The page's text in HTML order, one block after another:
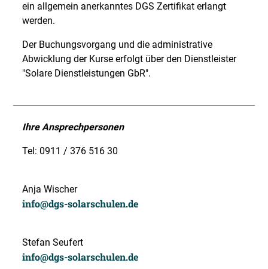
ein allgemein anerkanntes DGS Zertifikat erlangt
werden.
Der Buchungsvorgang und die administrative
Abwicklung der Kurse erfolgt über den Dienstleister
"Solare Dienstleistungen GbR".
Ihre Ansprechpersonen
Tel: 0911 / 376 516 30
Anja Wischer
info@dgs-solarschulen.de
Stefan Seufert
info@dgs-solarschulen.de